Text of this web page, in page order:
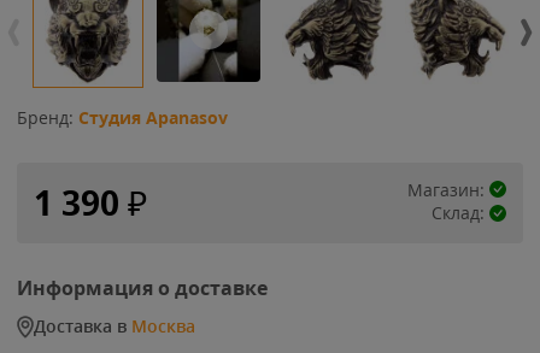
Бренд: Студия Apanasov
1 390 ₽
Магазин:
Склад:
Информация о доставке
Доставка в Москва